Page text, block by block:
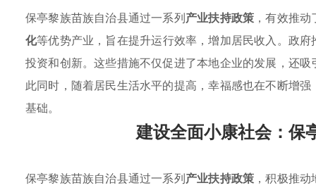
保亭黎族苗族自治县通过一系列产业扶持政策 ，有效推
化等优势产业，旨在提升运行效率，增加居民收入。政
投资和创新。这些措施不仅促进了本地企业的发展，还
此同时，随着居民生活水平的提高，幸福感也在不断增
基础。
建设全面小康社会：保
保亭黎族苗族自治县通过一系列产业扶持政策 ，积极推